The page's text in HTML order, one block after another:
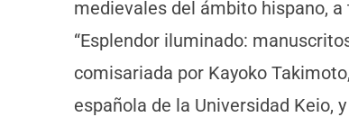
medievales del ámbito hispano,
“Esplendor iluminado:
comisariada por Kayoko
española de la Universidad Keio,